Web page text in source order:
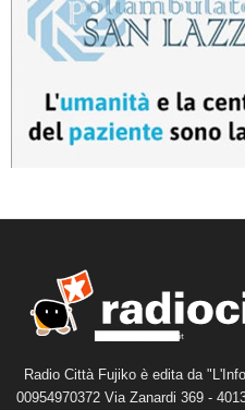
Radio Città Fujiko è edita da
00954970372 Via Zanardi 369 -